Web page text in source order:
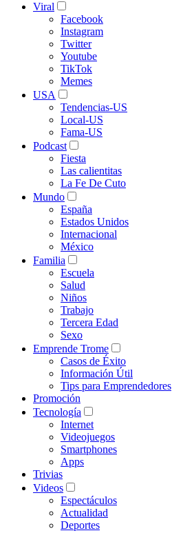
Viral
Facebook
Instagram
Twitter
Youtube
TikTok
Memes
USA
Tendencias-US
Local-US
Fama-US
Podcast
Fiesta
Las calientitas
La Fe De Cuto
Mundo
España
Estados Unidos
Internacional
México
Familia
Escuela
Salud
Niños
Trabajo
Tercera Edad
Sexo
Emprende Trome
Casos de Éxito
Información Útil
Tips para Emprendedores
Promoción
Tecnología
Internet
Videojuegos
Smartphones
Apps
Trivias
Videos
Espectáculos
Actualidad
Deportes